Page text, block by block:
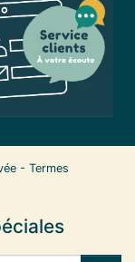
- Termes